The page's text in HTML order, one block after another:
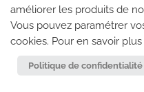
Climb Up vous accueille
France
TROUVE TA SALLE
améliorer les produits de
Vous pouvez paramétrer
cookies. Pour en savoir
Politique de confidentialité